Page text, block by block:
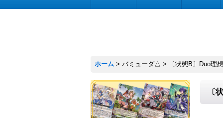
ホーム > バミューダ△ > 〔状態B〕Duo
〔